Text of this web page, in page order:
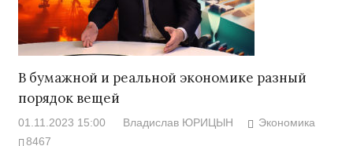
В бумажной и реальной экономике разный
порядок вещей
01.11.2023 15:00 Владислав ЮРИЦЫН
Экономика
8467